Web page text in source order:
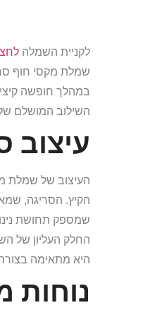
לקניית השמלה
שמלת מקסי חוף
במהלך חופשה
השילוב המושלם
עיצוב
העיצוב של שמלת
שמספק תחושת
החלק העליון של
היא מתאימה
נוחות